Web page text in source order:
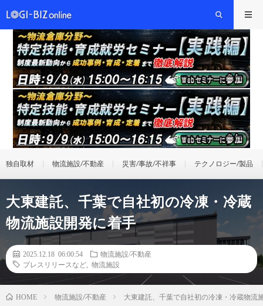
独自取材 物流施設/不動産 災害/事故/不祥事 テクノロジー/製品
大東建託、千葉で自社初の冷凍・冷蔵
物流施設開発に着手
2025.12.18 06:00:54
物流施設/不動産
プレスリリースなど
物流施設
HOME 物流施設/不動産 大東建託、千葉で自社初の冷凍・冷蔵物流